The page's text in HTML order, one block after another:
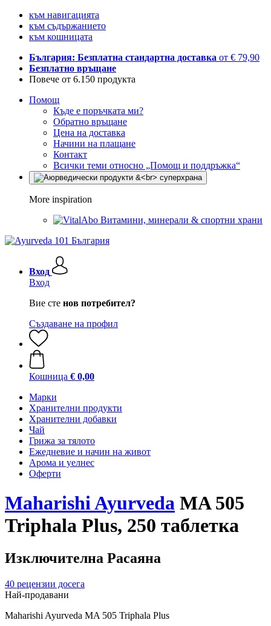
към навигацията
към съдържанието
към кошницата
България: Безплатна стандартна доставка от € 79,90
Безплатно връщане
Повече от 6.150 продукта
Помощ
Къде е поръчката ми?
Обратно връщане
Цена на доставка
Начини на плащане
Контакт
Всички теми относно „Помощ и поддръжка“
More inspiration
Витамини, минерали & спортни храни
Вход
Вход
Вие сте нов потребител?
Създаване на профил
Кошница € 0,00
Марки
Хранителни продукти
Хранителни добавки
Чай
Грижа за тялото
Ежедневие и начин на живот
Арома и уелнес
Оферти
Maharishi Ayurveda MA 505
Triphala Plus, 250 таблетка
Изключителна Расаяна
40 рецензии досега
Най-продавани
Maharishi Ayurveda MA 505 Triphala Plus